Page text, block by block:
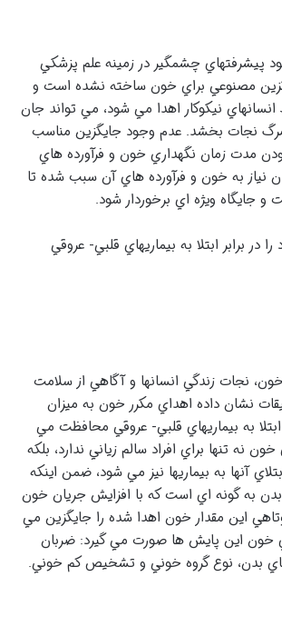
پيشرفتهاي چشمگير در زمينه علم پزشكي
مصنوعي براي خون ساخته نشده است و
نيكوكار اهدا مي شود، مي تواند جان
مرگ نجات بخشد. عدم وجود جايگزين مناسب
مدت زمان نگهداري خون و فرآورده هاي
نياز به خون و فرآورده هاي آن سبب شده تا
جايگاه ويژه اي برخوردار شود.
در برابر ابتلا به بيماريهاي قلبي- عروقي
نجات زندگي انسانها و آگاهي از سلامت
نشان داده اهداي مكرر خون به ميزان
ابتلا به بيماريهاي قلبي- عروقي محافظت مي
نه تنها براي افراد سالم زياني ندارد، بلكه
آنها به بيماريها نيز مي شود، ضمن اينكه
به گونه اي است كه با افزايش جريان خون
اين مقدار خون اهدا شده را جايگزين مي
خون اين پايش ها صورت مي گيرد: ضربان
بدن، نوع گروه خوني و تشخيص كم خوني.